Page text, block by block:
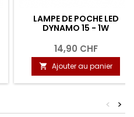
LAMPE DE POCHE LED
DYNAMO 15 - 1W
14,90 CHF
 Ajouter au panier
>
<